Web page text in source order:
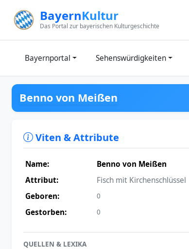
BayernKultur
Das Portal zur bayerischen Kulturgeschichte
Bayernportal Sehenswürdigkeiten
Benno von Meißen
Viten & Attribute
Name:
Benno von Meißen
Attribut:
Fisch mit Kirchenschlüssel
Geboren:
0
Gestorben: 0
QUELLEN & LEXIKA